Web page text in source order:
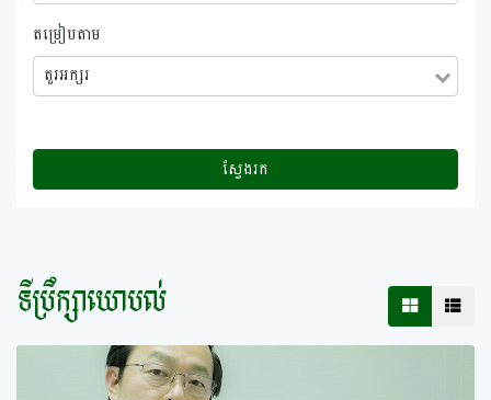
តម្រៀបតាម
តួរអក្សរ
ស្វែងរក
ទីប្រឹក្សាយោបល់